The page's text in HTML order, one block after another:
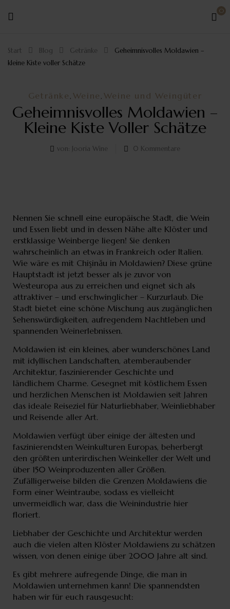
0
Start Blog Getränke
Geheimnisvolles Moldawien –
kleine Kiste voller Schätze
Getränke Weine Weine und Weingüter
Geheimnisvolles Moldawien –
Kleine Kiste Voller Schätze
von: Jooria Wine 0 Kommentare
Nennen Sie schnell eine europäische Stadt, die Wein
und Essen liebt und in dessen Nähe alte Klöster und
erstklassige Weinberge liegen! Sie denken
wahrscheinlich an etwas in Frankreich oder Italien.
Wie wäre es mit Chişinău in Moldawien? Diese grüne
Hauptstadt ist jetzt besser als je zuvor von
Westeuropa aus zu erreichen und eignet sich als
attraktiver – und erschwinglicher – Kurzurlaub. Die
Stadt bietet eine schöne Mischung aus zugänglichen
Sehenswürdigkeiten, aufregendem Nachtleben und
spannenden Weinerlebnissen.
Moldawien ist ein kleines, aber wunderschönes Land
mit idyllischen Landschaften, atemberaubender
Architektur, faszinierender Geschichte und
ländlichem Charme. Gesegnet mit köstlichem Essen
und herzlichen Menschen ist Moldawien seit Jahren
das ideale Reiseziel für Naturliebhaber, Weinliebhaber
und Reisende aller Art.
Moldawien verfügt über einige der ältesten und
faszinierendsten Weinkulturen Europas, beherbergt
den größten unterirdischen Weinkeller der Welt und
über 150 Weinproduzenten aller Größen.
Zufälligerweise bilden die Grenzen Moldawiens die
Form einer Weintraube, sodass es vielleicht
unvermeidlich war, dass die Weinindustrie hier
floriert.
Liebhaber der Geschichte und Architektur werden
auch die vielen alten Klöster Moldawiens zu schätzen
wissen, von denen einige über 2000 Jahre alt sind.
Es gibt mehrere aufregende Dinge, die man in
Moldawien unternehmen kann! Die spannendsten
haben wir für euch rausgesucht: